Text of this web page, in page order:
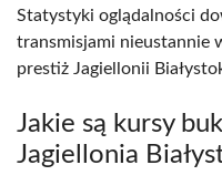
Statystyki oglądalności
transmisjami nieustannie
prestiż Jagiellonii
Jakie są kursy
Jagiellonia